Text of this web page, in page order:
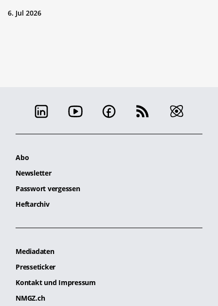
6. Jul 2026
Abo
Newsletter
Passwort vergessen
Heftarchiv
Mediadaten
Presseticker
Kontakt und Impressum
NMGZ.ch